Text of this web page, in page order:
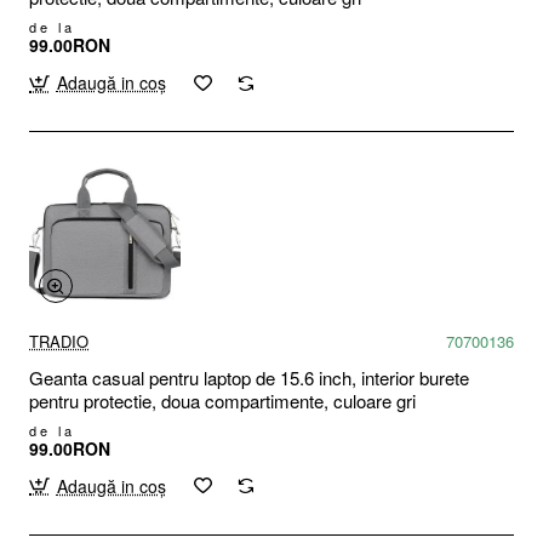
de la
99.00RON
Adaugă in coş
TRADIO 70700136
Geanta casual pentru laptop de 15.6 inch, interior burete
pentru protectie, doua compartimente, culoare gri
de la
99.00RON
Adaugă in coş